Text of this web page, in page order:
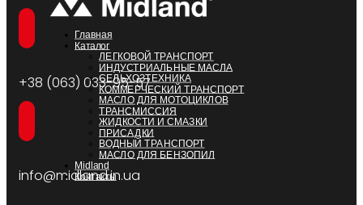
+38 (063) 033-95-57
info@midland.in.ua
Главная
Каталог
ЛЕГКОВОЙ ТРАНСПОРТ
ИНДУСТРИАЛЬНЫЕ МАСЛА
СЕЛЬХОЗТЕХНИКА
КОММЕРЧЕСКИЙ ТРАНСПОРТ
МАСЛО ДЛЯ МОТОЦИКЛОВ
ТРАНСМИССИЯ
ЖИДКОСТИ И СМАЗКИ
ПРИСАДКИ
ВОДНЫЙ ТРАНСПОРТ
МАСЛО ДЛЯ БЕНЗОПИЛ
Midland
Контакты